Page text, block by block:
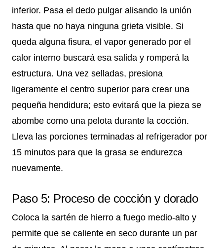
inferior. Pasa el dedo pulgar alisando la unión
hasta que no haya ninguna grieta visible. Si
queda alguna fisura, el vapor generado por el
calor interno buscará esa salida y romperá la
estructura. Una vez selladas, presiona
ligeramente el centro superior para crear una
pequeña hendidura; esto evitará que la pieza se
abombe como una pelota durante la cocción.
Lleva las porciones terminadas al refrigerador por
15 minutos para que la grasa se endurezca
nuevamente.
Paso 5: Proceso de cocción y dorado
Coloca la sartén de hierro a fuego medio-alto y
permite que se caliente en seco durante un par